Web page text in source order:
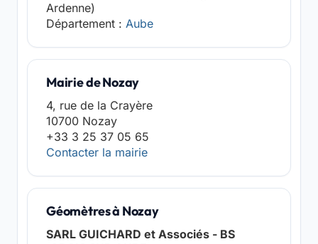
Ardenne)
Département : Aube
Mairie de Nozay
4, rue de la Crayère
10700 Nozay
+33 3 25 37 05 65
Contacter la mairie
Géomètres à Nozay
SARL GUICHARD et Associés - BS